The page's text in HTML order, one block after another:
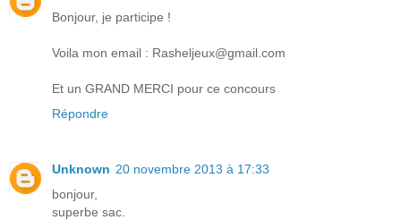
Bonjour, je participe !
Voila mon email : Rasheljeux@gmail.com
Et un GRAND MERCI pour ce concours
Répondre
Unknown 20 novembre 2013 à 17:33
bonjour,
superbe sac.